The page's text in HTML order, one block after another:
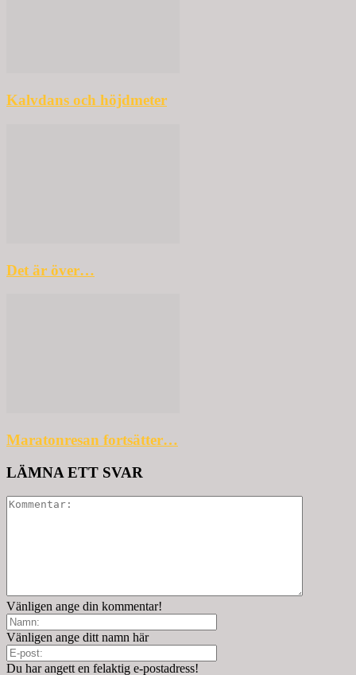
Kalvdans och höjdmeter
Det är över…
Maratonresan fortsätter…
LÄMNA ETT SVAR
Vänligen ange din kommentar!
Vänligen ange ditt namn här
Du har angett en felaktig e-postadress!